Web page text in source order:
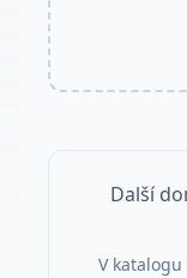
Další
V